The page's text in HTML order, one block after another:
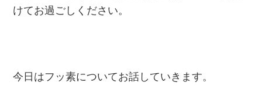
けてお過ごしください。
今日はフッ素についてお話していきます。